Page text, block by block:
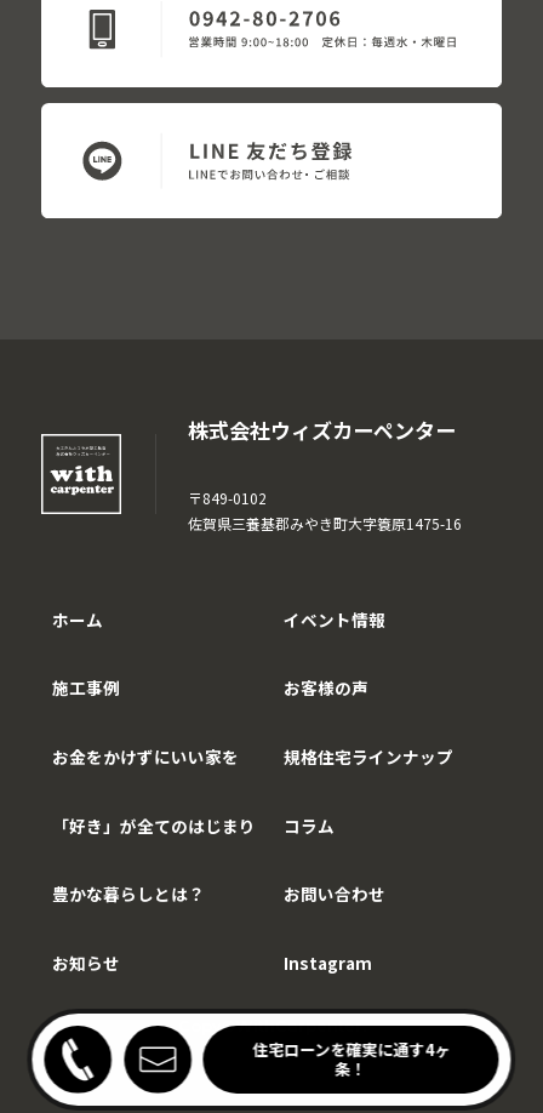
株式会社ウィズカーペンター
〒849-0102
佐賀県三養基郡みやき町大字簑原1475-16
ホーム
施工事例
お金をかけずにいい家を
「好き」が全てのはじまり
豊かな暮らしとは？
お知らせ
イベント情報
お客様の声
規格住宅ラインナップ
コラム
お問い合わせ
Instagram
Copy©WithCarpenter.
キッチンの家見学会
開催中！
住宅ローンを確実に通す4ヶ
条！